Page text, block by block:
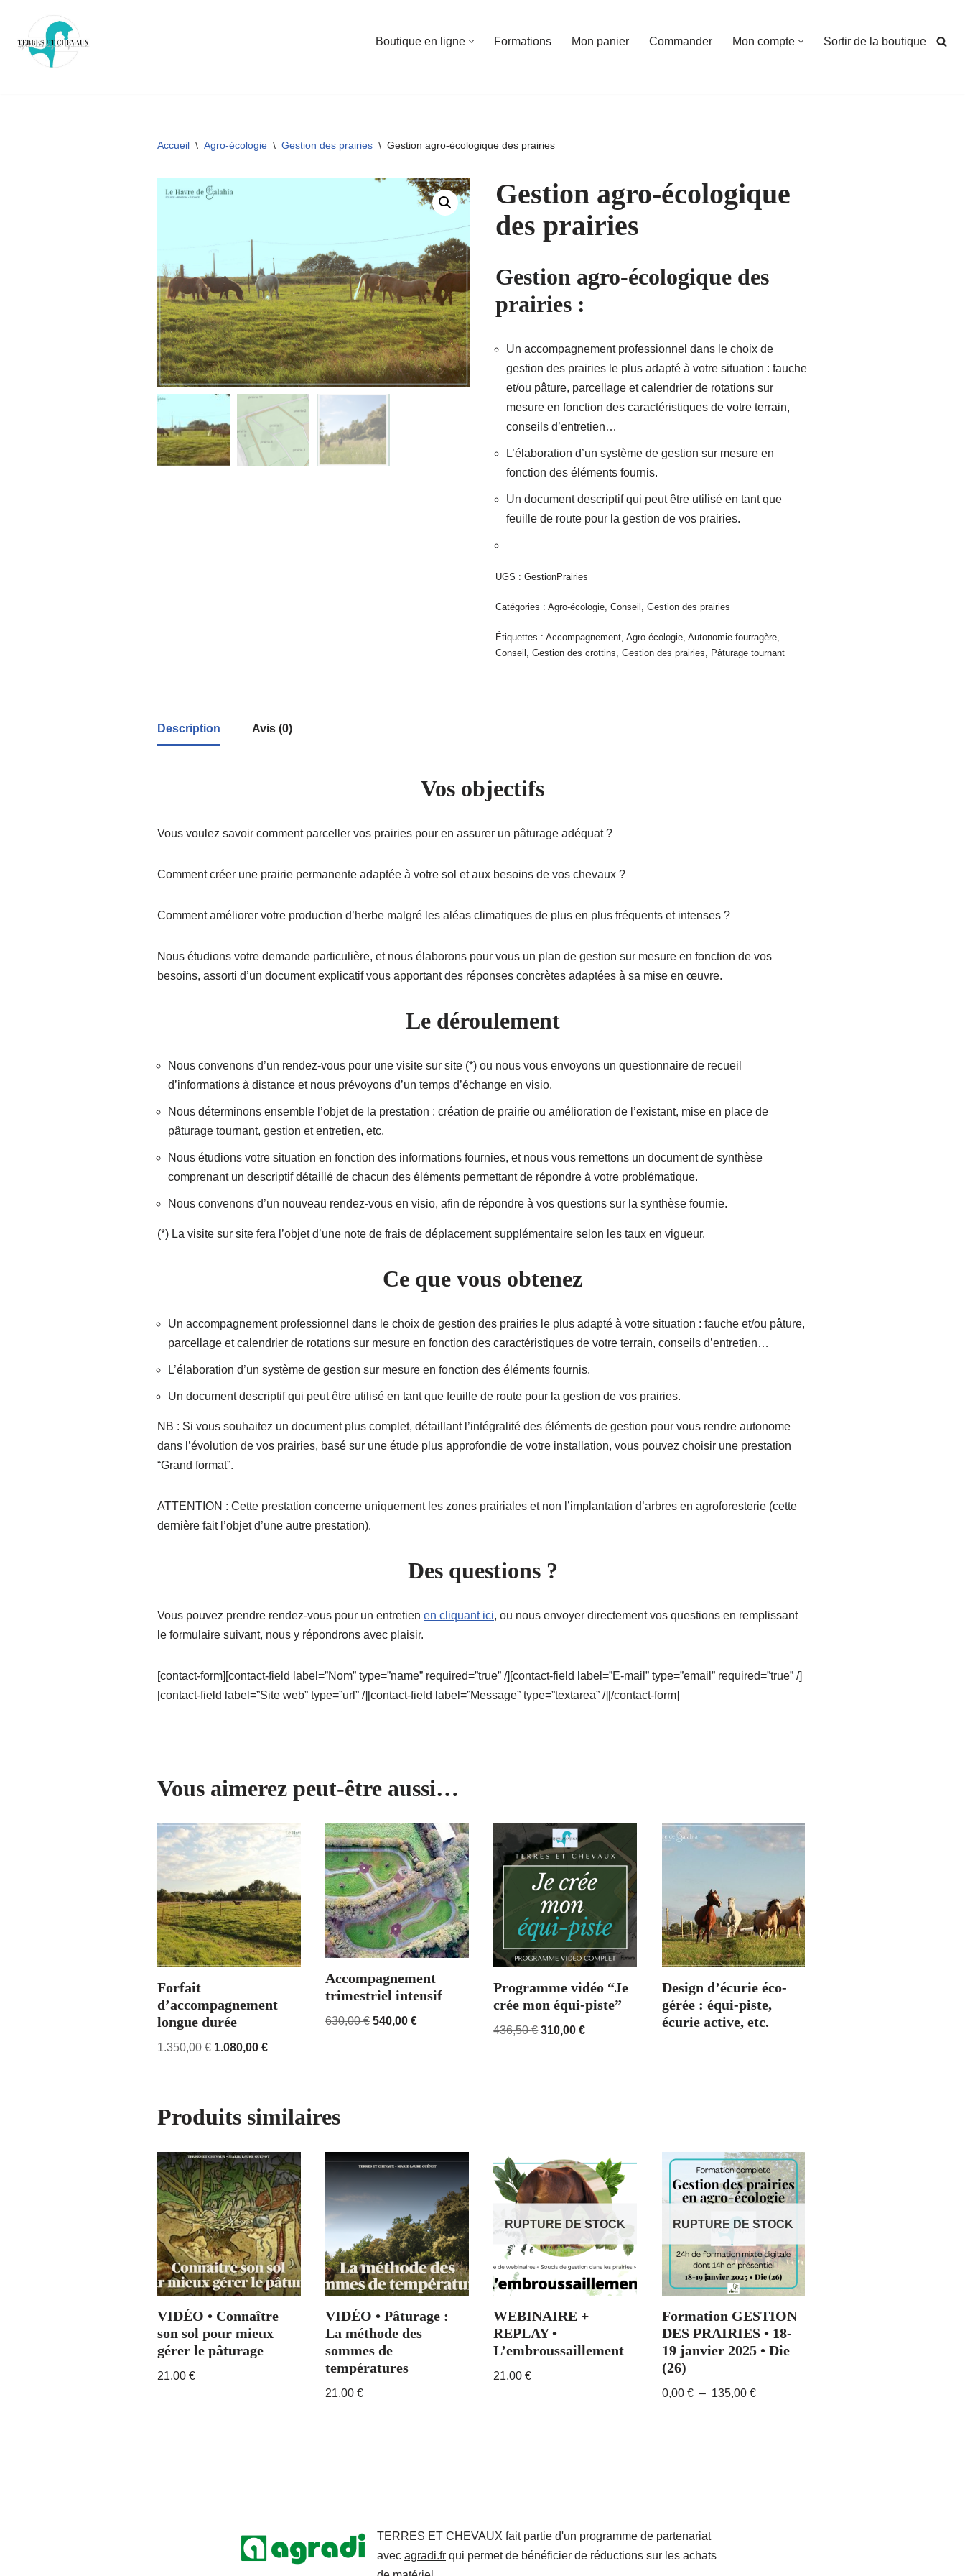
Aller
Boutique en ligne Formations Mon panier Commander Mon compte Sortir de la boutique
Accueil \ Agro-écologie \ Gestion des prairies \ Gestion agro-écologique des prairies
Gestion agro-écologique
des prairies
Gestion agro-écologique des
prairies :
Un accompagnement professionnel dans le choix de
gestion des prairies le plus adapté à votre situation : fauche
et/ou pâture, parcellage et calendrier de rotations sur
mesure en fonction des caractéristiques de votre terrain,
conseils d’entretien…
L’élaboration d’un système de gestion sur mesure en
fonction des éléments fournis.
Un document descriptif qui peut être utilisé en tant que
feuille de route pour la gestion de vos prairies.
UGS :GestionPrairies
Catégories :Agro-écologie,Conseil ,Gestion des prairies
Étiquettes :Accompagnement,Agro-écologie,Autonomie fourragère,
Conseil ,Gestion des crottins,Gestion des prairies, Pâturage tournant
Description Avis (0)
Vos objectifs
Vous voulez savoir comment parceller vos prairies pour en assurer un pâturage adéquat ?
Comment créer une prairie permanente adaptée à votre sol et aux besoins de vos chevaux ?
Comment améliorer votre production d’herbe malgré les aléas climatiques de plus en plus fréquents et intenses ?
Nous étudions votre demande particulière, et nous élaborons pour vous un plan de gestion sur mesure en fonction de vos
besoins, assorti d’un document explicatif vous apportant des réponses concrètes adaptées à sa mise en œuvre.
Le déroulement
Nous convenons d’un rendez-vous pour une visite sur site (*) ou nous vous envoyons un questionnaire de recueil
d’informations à distance et nous prévoyons d’un temps d’échange en visio.
Nous déterminons ensemble l’objet de la prestation : création de prairie ou amélioration de l’existant, mise en place de
pâturage tournant, gestion et entretien, etc.
Nous étudions votre situation en fonction des informations fournies, et nous vous remettons un document de synthèse
comprenant un descriptif détaillé de chacun des éléments permettant de répondre à votre problématique.
Nous convenons d’un nouveau rendez-vous en visio, afin de répondre à vos questions sur la synthèse fournie.
(*) La visite sur site fera l’objet d’une note de frais de déplacement supplémentaire selon les taux en vigueur.
Ce que vous obtenez
Un accompagnement professionnel dans le choix de gestion des prairies le plus adapté à votre situation : fauche et/ou pâture,
parcellage et calendrier de rotations sur mesure en fonction des caractéristiques de votre terrain, conseils d’entretien…
L’élaboration d’un système de gestion sur mesure en fonction des éléments fournis.
Un document descriptif qui peut être utilisé en tant que feuille de route pour la gestion de vos prairies.
NB : Si vous souhaitez un document plus complet, détaillant l’intégralité des éléments de gestion pour vous rendre autonome
dans l’évolution de vos prairies, basé sur une étude plus approfondie de votre installation, vous pouvez choisir une prestation
“Grand format”.
ATTENTION : Cette prestation concerne uniquement les zones prairiales et non l’implantation d’arbres en agroforesterie (cette
dernière fait l’objet d’une autre prestation).
Des questions ?
Vous pouvez prendre rendez-vous pour un entretien en cliquant ici, ou nous envoyer directement vos questions en remplissant
le formulaire suivant, nous y répondrons avec plaisir.
[contact-form][contact-field label=”Nom” type=”name” required=”true” /][contact-field label=”E-mail” type=”email” required=”true” /]
[contact-field label=”Site web” type=”url” /][contact-field label=”Message” type=”textarea” /][/contact-form]
Vous aimerez peut-être aussi…
Forfait
d’accompagnement
longue durée
1.350,00€ 1.080,00 €
Accompagnement
trimestriel intensif
630,00€ 540,00€
Programme vidéo “Je
crée mon équi-piste”
436,50€ 310,00€
Design d’écurie éco-
gérée : équi-piste,
écurie active, etc.
Produits similaires
VIDÉO • Connaître
son sol pour mieux
gérer le pâturage
21,00 €
VIDÉO • Pâturage :
La méthode des
sommes de
températures
21,00€
RUPTURE DE STOCK
WEBINAIRE +
REPLAY •
L’embroussaillement
21,00€
RUPTURE DE STOCK
Formation GESTION
DES PRAIRIES • 18-
19 janvier 2025 • Die
(26)
0,00 € – 135,00 €
TERRES ET CHEVAUX fait partie d'un programme de partenariat
avec agradi.fr qui permet de bénéficier de réductions sur les achats